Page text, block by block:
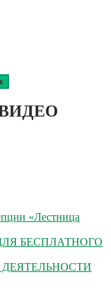
«Лестница
БЕСПЛАТНОГО